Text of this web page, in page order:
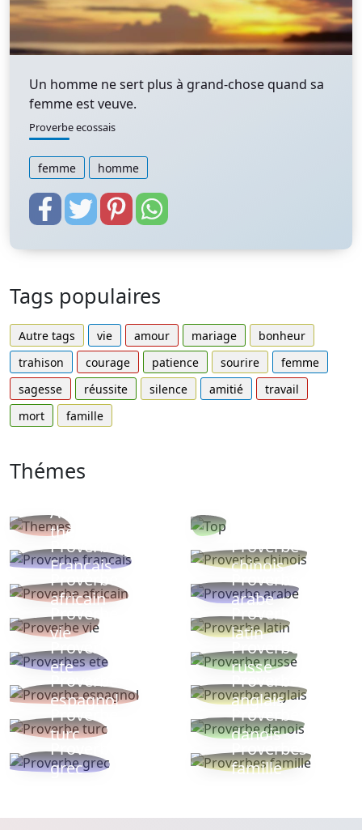
Un homme ne sert plus à grand-chose quand sa
femme est veuve.
Proverbe ecossais
femme homme
Tags populaires
Autre tags vie amour mariage
bonheur
trahison
courage patience sourire
femme
sagesse
réussite silence amitié
travail
mort
famille
Thémes
Autres
thèmes
Proverbe
Français
Proverbe
chinois
Proverbe
africain
Proverbe
arabe
Proverbe
vie
Proverbe
latin
Proverbes
ete
Proverbe
russe
Proverbe
espagnol
Proverbe
anglais
Proverbe
turc
Proverbe
danois
Proverbe
grec
Proverbes
famille